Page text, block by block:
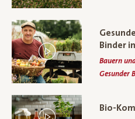
Binder
Bauern
Gesunder
Bio-